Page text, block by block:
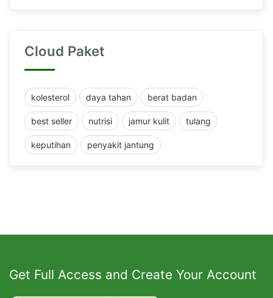
Cloud Paket
kolesterol daya tahan berat badan
best seller nutrisi jamur kulit tulang
keputihan penyakit jantung
Get Full Access and Create Your Account